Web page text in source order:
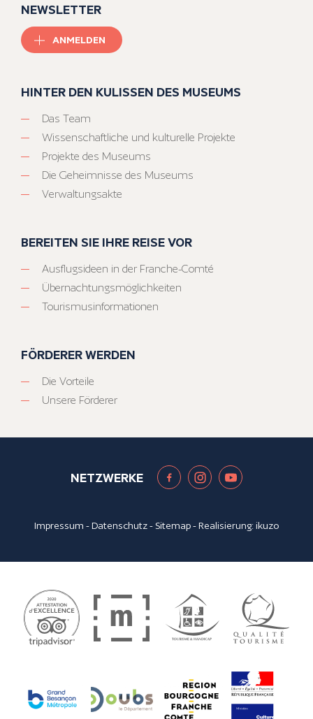
NEWSLETTER
ANMELDEN
HINTER DEN KULISSEN DES MUSEUMS
Das Team
Wissenschaftliche und kulturelle Projekte
Projekte des Museums
Die Geheimnisse des Museums
Verwaltungsakte
BEREITEN SIE IHRE REISE VOR
Ausflugsideen in der Franche-Comté
Übernachtungsmöglichkeiten
Tourismusinformationen
FÖRDERER WERDEN
Die Vorteile
Unsere Förderer
NETZWERKE
Impressum -Datenschutz- Sitemap- Realisierung:ikuzo